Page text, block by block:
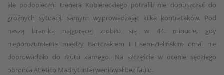
ale podopieczni trenera Kobiereckiego potrafili nie dopuszczać do
groźnych sytuacji, samym wyprowadzając kilka kontrataków. Pod
naszą bramką najgoręcej zrobiło się w 44. minucie, gdy
nieporozumienie między Bartczakiem i Lisem-Zielińskim omal nie
doprowadziło do rzutu karnego. Na szczęście w ocenie sędziego
obrońca Atletico Madryt interweniował bez faulu.